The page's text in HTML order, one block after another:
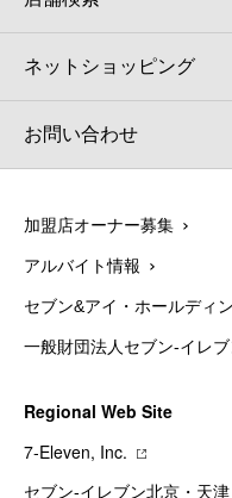
ネットショッピング
お問い合わせ
加盟店オーナー募集
アルバイト情報
セブン&アイ・ホールディ
一般財団法人セブン-イレ
Regional Web Site
7‐Eleven, Inc.
セブン‐イレブン北京・天津